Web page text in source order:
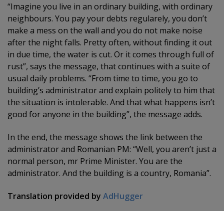
“Imagine you live in an ordinary building, with ordinary
neighbours. You pay your debts regularely, you don’t
make a mess on the wall and you do not make noise
after the night falls. Pretty often, without finding it out
in due time, the water is cut. Or it comes through full of
rust”, says the message, that continues with a suite of
usual daily problems. “From time to time, you go to
building’s administrator and explain politely to him that
the situation is intolerable. And that what happens isn’t
good for anyone in the building”, the message adds.
In the end, the message shows the link between the
administrator and Romanian PM: “Well, you aren’t just a
normal person, mr Prime Minister. You are the
administrator. And the building is a country, Romania”.
Translation provided by AdHugger